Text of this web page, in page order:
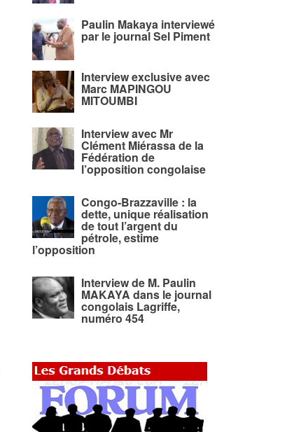
Paulin Makaya interviewé
par le journal Sel Piment
Interview exclusive avec
Marc MAPINGOU
MITOUMBI
Interview avec Mr
Clément Miérassa de la
Fédération de
l’opposition congolaise
Congo-Brazzaville : la
dette, unique réalisation
de tout l’argent du
pétrole, estime
l’opposition
Interview de M. Paulin
MAKAYA dans le journal
congolais Lagriffe,
numéro 454